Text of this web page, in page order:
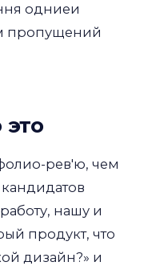
одниеи
пропущений
рев'ю, чем
нашу и
продукт, что
дизайн?» и